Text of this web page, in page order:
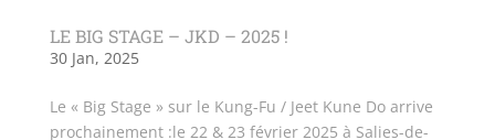
LE BIG STAGE – JKD – 2025 !
30 Jan, 2025
Le « Big Stage » sur le Kung-Fu / Jeet Kune Do arrive
prochainement :le 22 & 23 février 2025 à Salies-de-